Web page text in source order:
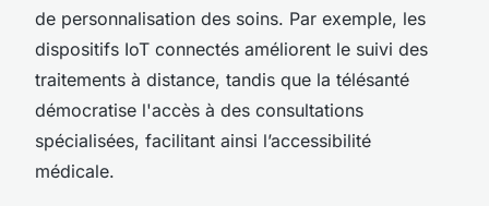
de personnalisation des soins. Par exemple, les
dispositifs IoT connectés améliorent le suivi des
traitements à distance, tandis que la télésanté
démocratise l'accès à des consultations
spécialisées, facilitant ainsi l’accessibilité
médicale.